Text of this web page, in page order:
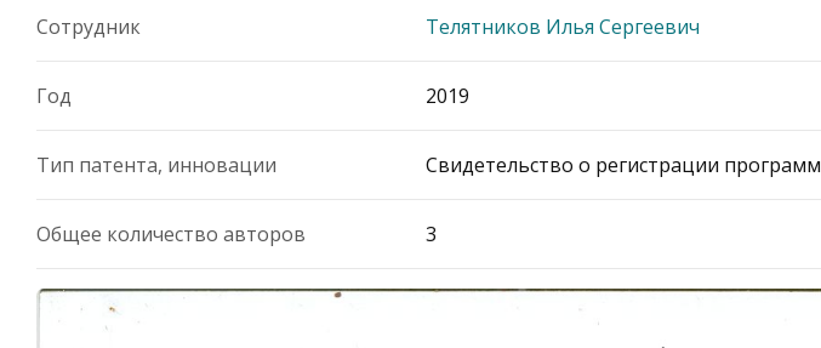
Сотрудник Телятников Илья Сергеевич
Год 2019
Тип патента, инновации Свидетельство о регистрации
Общее количество авторов 3